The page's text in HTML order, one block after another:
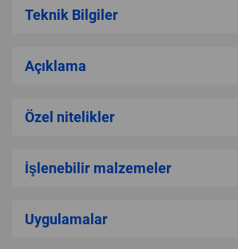
Teknik Bilgiler
Açıklama
Özel nitelikler
İşlenebilir malzemeler
Uygulamalar